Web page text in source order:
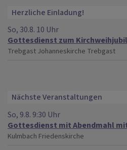
Herzliche Einladung!
So, 30.8. 10 Uhr
Gottesdienst zum
Trebgast Johanneskirche Trebgast
Nächste Veranstaltungen
So, 9.8. 9:30 Uhr
Gottesdienst mit Abendmahl
Kulmbach Friedenskirche